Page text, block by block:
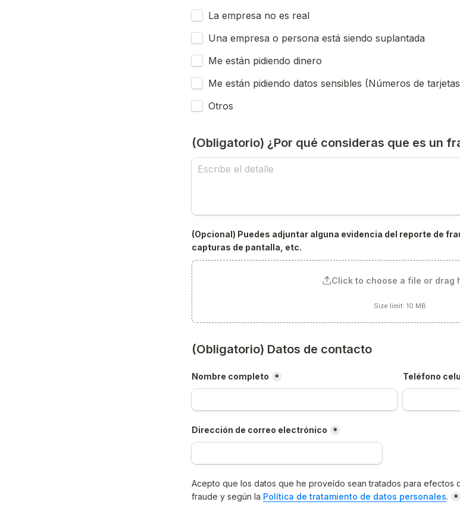
La empresa no es real
Una empresa o persona está siendo suplantada
Me están pidiendo dinero
Me están pidiendo datos sensibles (Números de
Otros
(Obligatorio) ¿Por qué consideras que es un
(Opcional) Puedes adjuntar alguna evidencia del reporte de
capturas de pantalla, etc.
Click to choose a file or drag
Size limit: 10 MB
(Obligatorio) Datos de contacto
Nombre completo * Teléfono
Dirección de correo electrónico *
Acepto que los datos que he proveído sean tratados para efectos
fraude y según la Política de tratamiento de datos personales. *